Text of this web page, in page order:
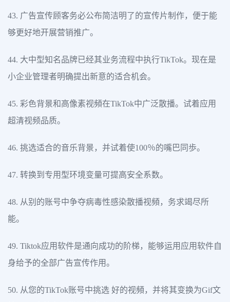
43. 广告宣传顾客务必公布简洁明了的宣传片制作，便于能
够更好地开展营销推广。
44. 大中型知名品牌已经其业务流程中执行TikTok。现在是
小企业管理者明确提出新意的适合机会。
45. 彩色背景和高像素视頻在TikTok中广泛散播。试着应用
超清视频品质。
46. 挑选适合的音乐背景，并试着使100％的嘴巴同歩。
47. 转换到专用型环境变量可提高安全系数。
48. 从别的账号中争夺病毒性感染散播视頻，务求竭尽所
能。
49. Tiktok应用软件是通向成功的阶梯，能够运用应用软件自
身给予的全部广告宣传作用。
50. 从您的TikTok账号中挑选 好的视頻，并将其变换为Gif文